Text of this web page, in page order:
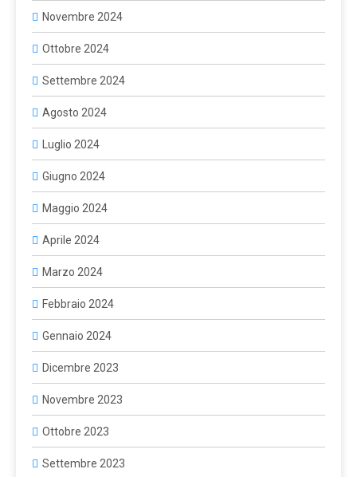
Novembre 2024
Ottobre 2024
Settembre 2024
Agosto 2024
Luglio 2024
Giugno 2024
Maggio 2024
Aprile 2024
Marzo 2024
Febbraio 2024
Gennaio 2024
Dicembre 2023
Novembre 2023
Ottobre 2023
Settembre 2023